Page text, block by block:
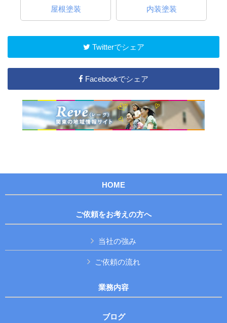
屋根塗装 内装塗装
Twitterでシェア
Facebookでシェア
HOME
ご依頼をお考えの方へ
当社の強み
ご依頼の流れ
業務内容
ブログ